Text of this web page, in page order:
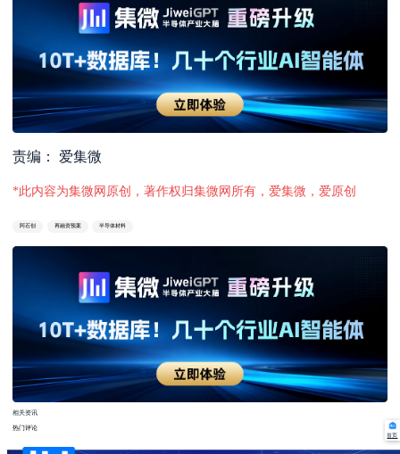
责编： 爱集微
*此内容为集微网原创，著作权归集微网所有，爱集微，爱原创
阿石创 再融资预案 半导体材料
相关资讯
热门评论
首页